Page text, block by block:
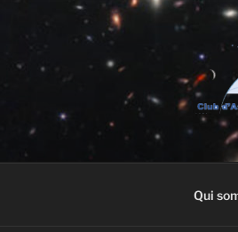
principal
Qui